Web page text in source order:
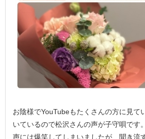
お陰様でYouTubeもたくさんの方に見て
いているので松沢さんの声が子守唄です
声には爆笑してしまいましたが、聞き